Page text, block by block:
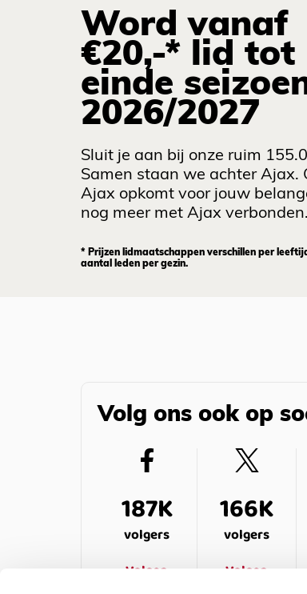
Word vanaf
€20,-* lid tot
einde
2026/2027
Sluit je aan bij onze ruim
Samen staan we achter Ajax.
Ajax opkomt voor jouw
nog meer met Ajax verbonden.
* Prijzen lidmaatschappen verschillen per
aantal leden per gezin.
Volg ons ook op
187K
volgers
Volgen
166K
volgers
Volgen